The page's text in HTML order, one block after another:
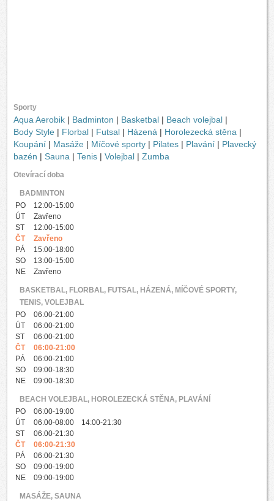
Sporty
Aqua Aerobik | Badminton | Basketbal | Beach volejbal |
Body Style | Florbal | Futsal | Házená | Horolezecká stěna |
Koupání | Masáže | Míčové sporty | Pilates | Plavání | Plavecký
bazén | Sauna | Tenis | Volejbal | Zumba
Otevírací doba
BADMINTON
PO
12:00-15:00
ÚT
Zavřeno
ST
12:00-15:00
ČT
Zavřeno
PÁ
15:00-18:00
SO
13:00-15:00
NE
Zavřeno
BASKETBAL, FLORBAL, FUTSAL, HÁZENÁ, MÍČOVÉ SPORTY,
TENIS, VOLEJBAL
PO
06:00-21:00
ÚT
06:00-21:00
ST
06:00-21:00
ČT
06:00-21:00
PÁ
06:00-21:00
SO
09:00-18:30
NE
09:00-18:30
BEACH VOLEJBAL, HOROLEZECKÁ STĚNA, PLAVÁNÍ
PO
06:00-19:00
ÚT
06:00-08:00 14:00-21:30
ST
06:00-21:30
ČT
06:00-21:30
PÁ
06:00-21:30
SO
09:00-19:00
NE
09:00-19:00
MASÁŽE, SAUNA